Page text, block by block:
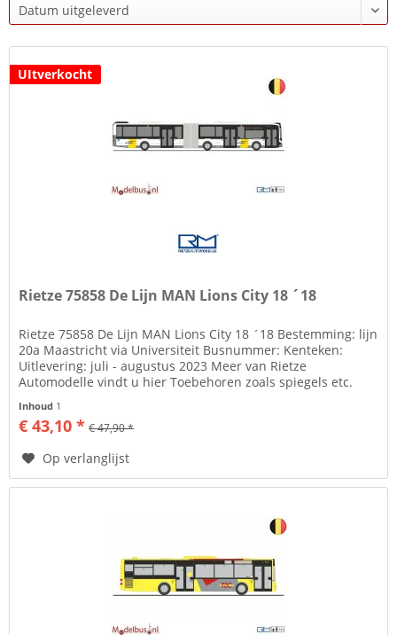
UItverkocht
Rietze 75858 De Lijn MAN Lions City 18 ´18
Rietze 75858 De Lijn MAN Lions City 18 ´18 Bestemming: lijn
20a Maastricht via Universiteit Busnummer: Kenteken:
Uitlevering: juli - augustus 2023 Meer van Rietze
Automodelle vindt u hier Toebehoren zoals spiegels etc.
Inhoud 1
€ 43,10 * € 47,90 *
Op verlanglijst